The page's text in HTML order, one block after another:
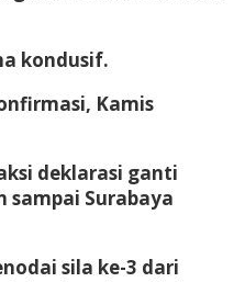
kondusif.
Kamis
deklarasi ganti
sampai Surabaya
sila ke-3 dari